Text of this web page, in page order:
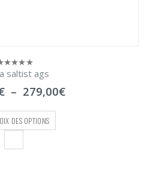
saltist ags
– 279,00€Plage
DES OPTIONS